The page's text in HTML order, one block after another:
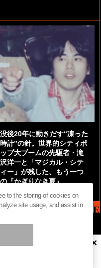
没後20年に動きだす“凍った
時計”の針。世界的シティポ
ップ大ブームの先駆者・滝
沢洋一と「マジカル・シテ
ィー」が残した、もう一つ
の『かぎりなき夏』
NEWS HEADLINE
。無断転載を禁じます。 ©
×
to the storing of cookies on
site usage, and assist in